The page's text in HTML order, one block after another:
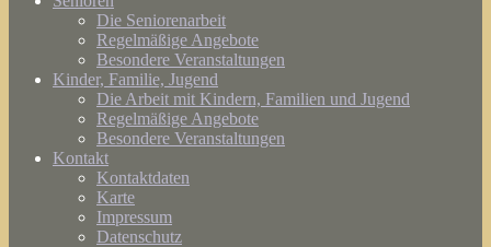
Die Seniorenarbeit
Regelmäßige Angebote
Besondere Veranstaltungen
Kinder, Familie, Jugend
Die Arbeit mit Kindern, Familien und Jugend
Regelmäßige Angebote
Besondere Veranstaltungen
Kontakt
Kontaktdaten
Karte
Impressum
Datenschutz